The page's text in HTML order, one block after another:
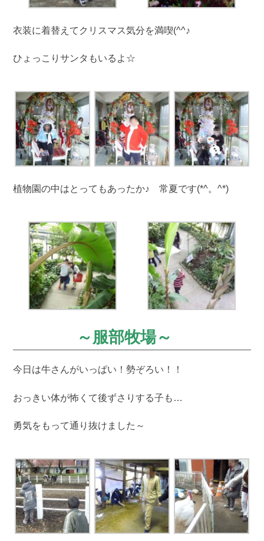
衣装に着替えてクリスマス気分を満喫(^^♪
ひょっこりサンタもいるよ☆
植物園の中はとってもあったか♪ 常夏です(*^。^*)
～服部牧場～
今日は牛さんがいっぱい！勢ぞろい！！
おっきい体が怖くて後ずさりする子も…
勇気をもって通り抜けました～